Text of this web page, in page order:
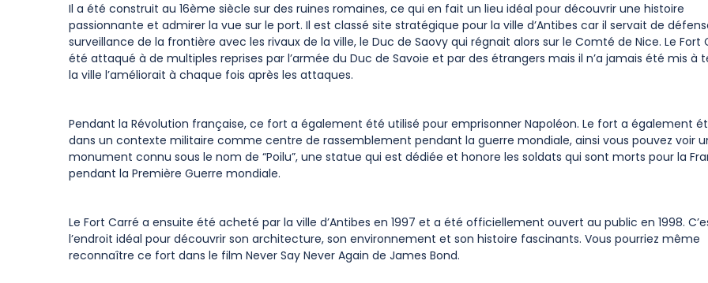
Il a été construit au 16ème siècle sur des ruines romaines, ce qui en fait un lieu idéal pour découvrir une histoire
passionnante et admirer la vue sur le port. Il est classé site stratégique pour la ville d’Antibes car il servait de
surveillance de la frontière avec les rivaux de la ville, le Duc de Saovy qui régnait alors sur le Comté de Nice. Le Fort
été attaqué à de multiples reprises par l’armée du Duc de Savoie et par des étrangers mais il n’a jamais été mis à
la ville l’améliorait à chaque fois après les attaques.
Pendant la Révolution française, ce fort a également été utilisé pour emprisonner Napoléon. Le fort a également
dans un contexte militaire comme centre de rassemblement pendant la guerre mondiale, ainsi vous pouvez voir
monument connu sous le nom de “Poilu”, une statue qui est dédiée et honore les soldats qui sont morts pour la
pendant la Première Guerre mondiale.
Le Fort Carré a ensuite été acheté par la ville d’Antibes en 1997 et a été officiellement ouvert au public en 1998.
l’endroit idéal pour découvrir son architecture, son environnement et son histoire fascinants. Vous pourriez même
reconnaître ce fort dans le film Never Say Never Again de James Bond.